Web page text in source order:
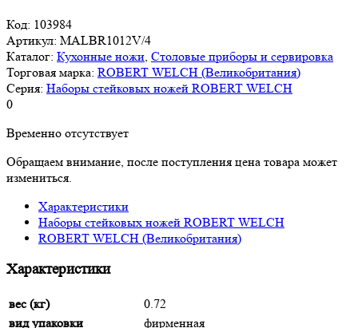
Код: 103984
Артикул: MALBR1012V/4
Каталог: Кухонные ножи Столовые приборы и сервировка
Торговая марка: ROBERT WELCH (Великобритания)
Серия: Наборы стейковых ножей ROBERT WELCH
0
Временно отсутствует
Обращаем внимание, после поступления цена товара может
измениться.
Характеристики
Наборы стейковых ножей ROBERT WELCH
ROBERT WELCH (Великобритания)
Характеристики
вес (кг)
0.72
вид упаковки
фирменная